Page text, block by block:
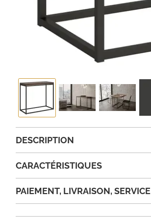
DESCRIPTION
CARACTÉRISTIQUES
PAIEMENT, LIVRAISON, SERVICE